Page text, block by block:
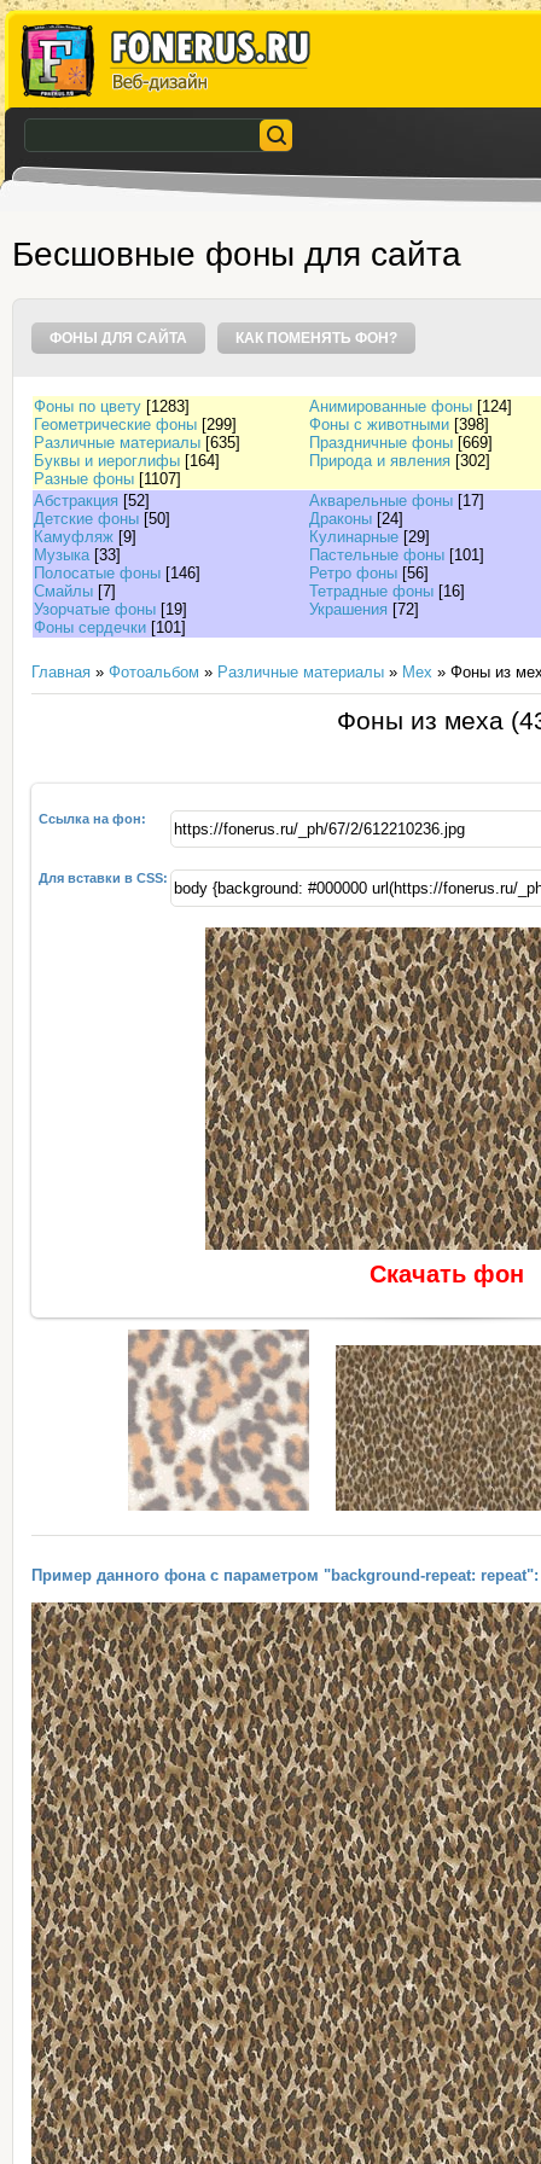
Бесшовные фоны для сайта
ФОНЫ ДЛЯ САЙТА КАК ПОМЕНЯТЬ ФОН?
Фоны по цвету [1283] Анимированные фоны [124]
Геометрические фоны [299] Фоны с животными [398]
Различные материалы [635] Праздничные фоны [669]
Буквы и иероглифы [164] Природа и явления [302]
Разные фоны [1107]
Абстракция [52] Акварельные фоны [17]
Детские фоны [50] Драконы [24]
Камуфляж [9] Кулинарные [29]
Музыка [33] Пастельные фоны [101]
Полосатые фоны [146] Ретро фоны [56]
Смайлы [7] Тетрадные фоны [16]
Узорчатые фоны [19] Украшения [72]
Фоны сердечки [101]
Главная » Фотоальбом » Различные материалы » Мех » Фоны из
Фоны из меха
Ссылка на фон:
Для вставки в CSS:
Скачать фон
Пример данного фона с параметром "background-repeat: repeat":